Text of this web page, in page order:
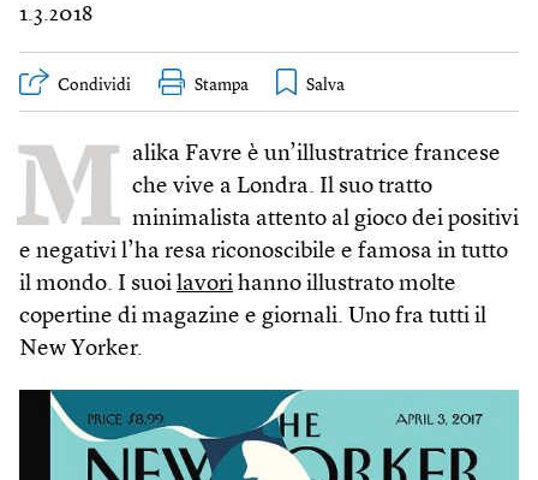
1.3.2018
Condividi Stampa
M alika Favre è un’illustratrice francese
che vive a Londra. Il suo tratto
minimalista attento al gioco dei positivi
e negativi l’ha resa riconoscibile e famosa in tutto
il mondo. I suoi lavori hanno illustrato molte
copertine di magazine e giornali. Uno fra tutti il
New Yorker.